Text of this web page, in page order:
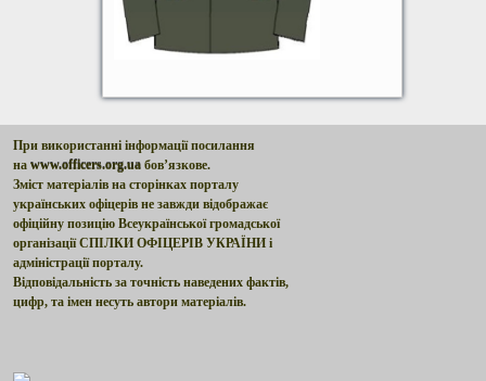
При використанні інформації посилання
наwww.officers.org.ua бов’язкове.
Зміст матеріалів на сторінках порталу
українських офіцерів не завжди відображає
офіційну позицію Всеукраїнської громадської
організації СПІЛКИ ОФІЦЕРІВ УКРАЇНИ і
адміністрації порталу.
Відповідальність за точність наведених фактів,
цифр, та імен несуть автори матеріалів.